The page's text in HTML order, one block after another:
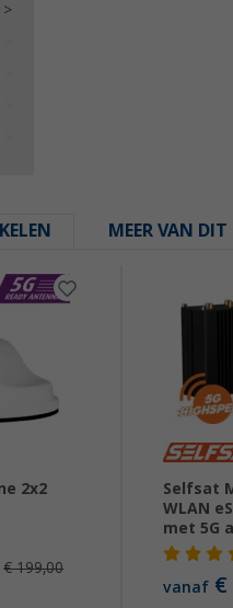
MEER VAN DIT
2x2
€ 199,00
Selfsat
WLAN
met 5G
vanaf€